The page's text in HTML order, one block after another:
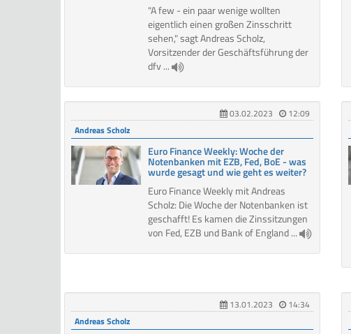
"A few - ein paar wenige wollten
eigentlich einen großen Zinsschritt
sehen," sagt Andreas Scholz,
Vorsitzender der Geschäftsführung der
dfv ...
03.02.2023
12:09
Andreas Scholz
Euro Finance Weekly: Woche der
Notenbanken mit EZB, Fed, BoE - was
wurde gesagt und wie geht es weiter?
Euro Finance Weekly mit Andreas
Scholz: Die Woche der Notenbanken ist
geschafft! Es kamen die Zinssitzungen
von Fed, EZB und Bank of England ...
13.01.2023
14:34
Andreas Scholz